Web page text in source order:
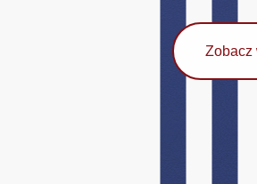
Zobacz